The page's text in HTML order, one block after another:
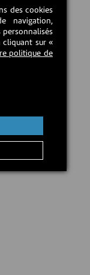
des cookies
navigation,
cliquant sur «
politique de